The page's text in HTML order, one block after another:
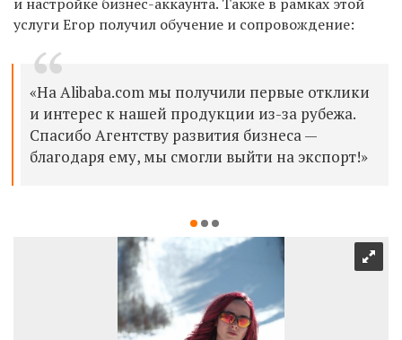
услуги Егор получил обучение и сопровождение:
«На Alibaba.com мы получили первые отклики
и интерес к нашей продукции из-за рубежа.
Спасибо Агентству развития бизнеса —
благодаря ему, мы смогли выйти на экспорт!»